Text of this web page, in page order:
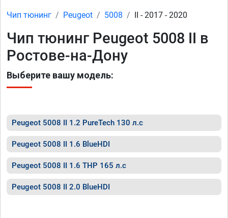
Чип тюнинг Peugeot 5008 II - 2017 - 2020
Чип тюнинг Peugeot 5008 II в
Ростове-на-Дону
Выберите вашу модель:
Peugeot 5008 II 1.2 PureTech 130 л.с
Peugeot 5008 II 1.6 BlueHDI
Peugeot 5008 II 1.6 THP 165 л.с
Peugeot 5008 II 2.0 BlueHDI